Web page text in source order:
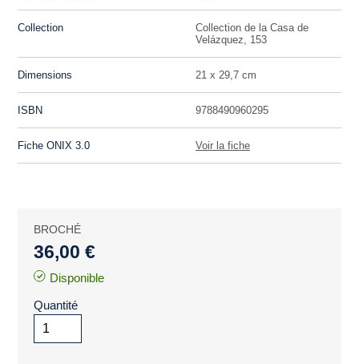
Collection
Collection de la Casa de
Velázquez, 153
Dimensions 21 x 29,7 cm
ISBN 9788490960295
Fiche ONIX 3.0 Voir la fiche
BROCHÉ
36,00 €
Disponible
Quantité